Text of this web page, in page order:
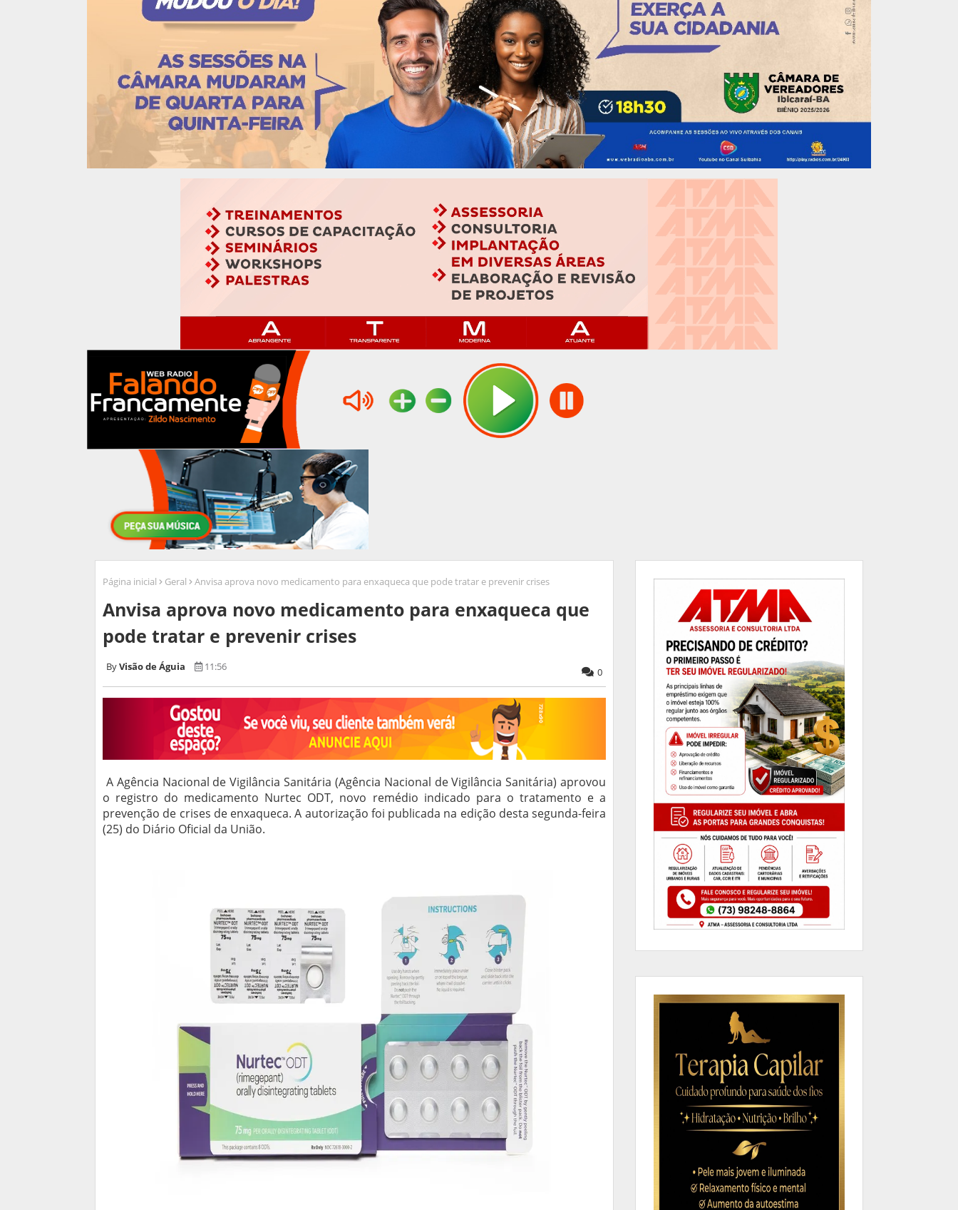
Página inicial Geral Anvisa aprova novo medicamento para enxaqueca que pode tratar e prevenir crises
Anvisa aprova novo medicamento para enxaqueca que
pode tratar e prevenir crises
Visão de Águia 11:56 0
A Agência Nacional de Vigilância Sanitária (Agência Nacional de Vigilância Sanitária) aprovou
o registro do medicamento Nurtec ODT, novo remédio indicado para o tratamento e a
prevenção de crises de enxaqueca. A autorização foi publicada na edição desta segunda-feira
(25) do Diário Oficial da União.